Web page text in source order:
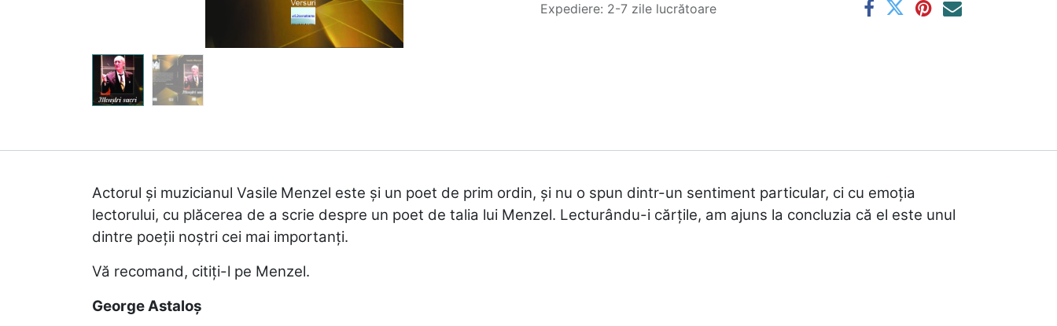
Expediere: 2-7 zile lucrătoare
Actorul și muzicianul Vasile Menzel este și un poet de prim ordin, și nu o spun dintr-un sentiment particular, ci cu emoția
lectorului, cu plăcerea de a scrie despre un poet de talia lui Menzel. Lecturându-i cărțile, am ajuns la concluzia că el este unul
dintre poeții noștri cei mai importanți.
Vă recomand, citiți-l pe Menzel.
George Astaloș